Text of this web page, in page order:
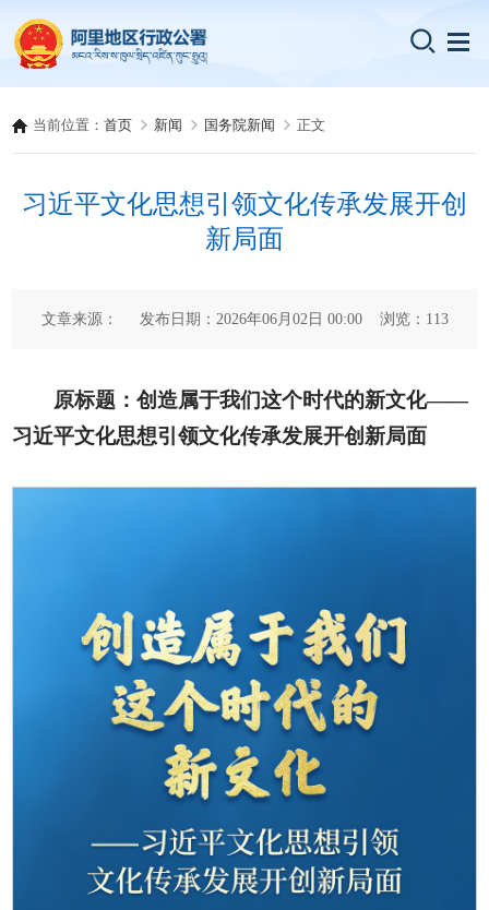
当前位置：首页 新闻 国务院新闻 正文
习近平文化思想引领文化传承发展开创
新局面
文章来源： 发布日期：2026年06月02日 00:00 浏览： 113
原标题：创造属于我们这个时代的新文化——
习近平文化思想引领文化传承发展开创新局面